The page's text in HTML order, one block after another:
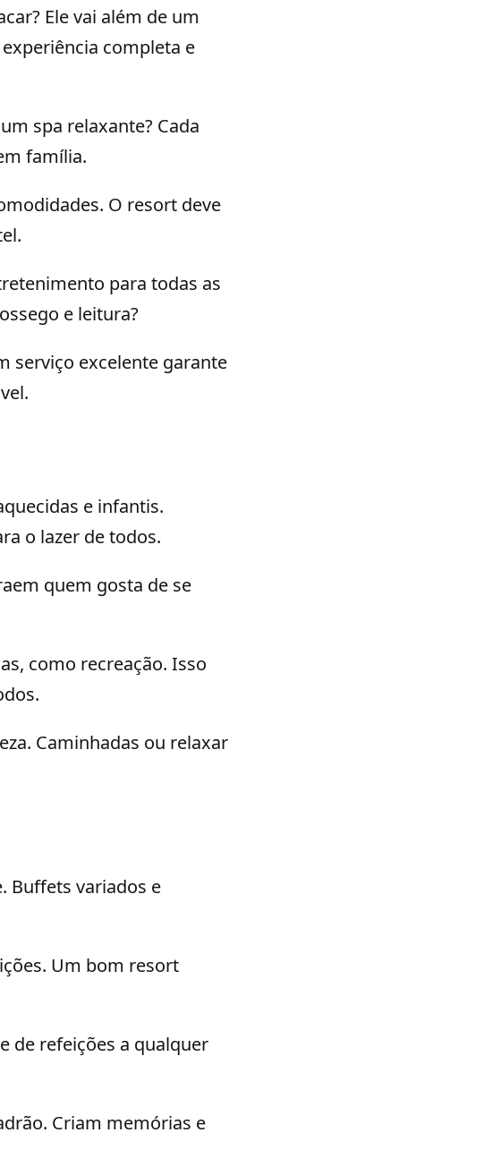
Ele vai além de um
completa e
spa relaxante? Cada
família.
O resort deve
para todas as
e leitura?
serviço excelente garante
e infantis.
o lazer de todos.
quem gosta de se
como recreação. Isso
Caminhadas ou relaxar
Buffets variados e
Um bom resort
de refeições a qualquer
Criam memórias e